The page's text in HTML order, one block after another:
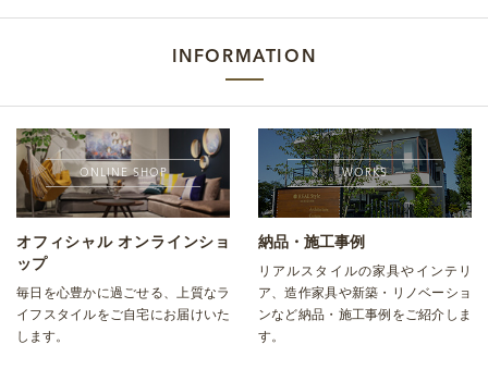
INFORMATION
ONLINE SHOP
オフィシャル オンラインショ
ップ
毎日を心豊かに過ごせる、上質なラ
イフスタイルをご自宅にお届けいた
します。
WORKS
納品・施工事例
リアルスタイルの家具やインテリ
ア、造作家具や新築・リノベーショ
ンなど納品・施工事例をご紹介しま
す。